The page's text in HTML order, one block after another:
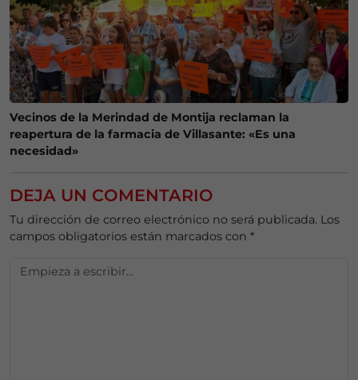
Vecinos de la Merindad de Montija reclaman la
reapertura de la farmacia de Villasante: «Es una
necesidad»
DEJA UN COMENTARIO
Tu dirección de correo electrónico no será publicada. Los
campos obligatorios están marcados con *